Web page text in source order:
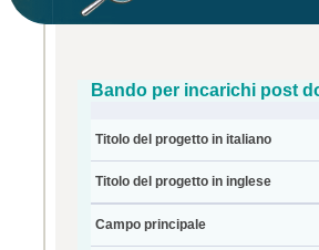
Bando per incarichi post
Titolo del progetto in italiano
Titolo del progetto in inglese
Campo principale